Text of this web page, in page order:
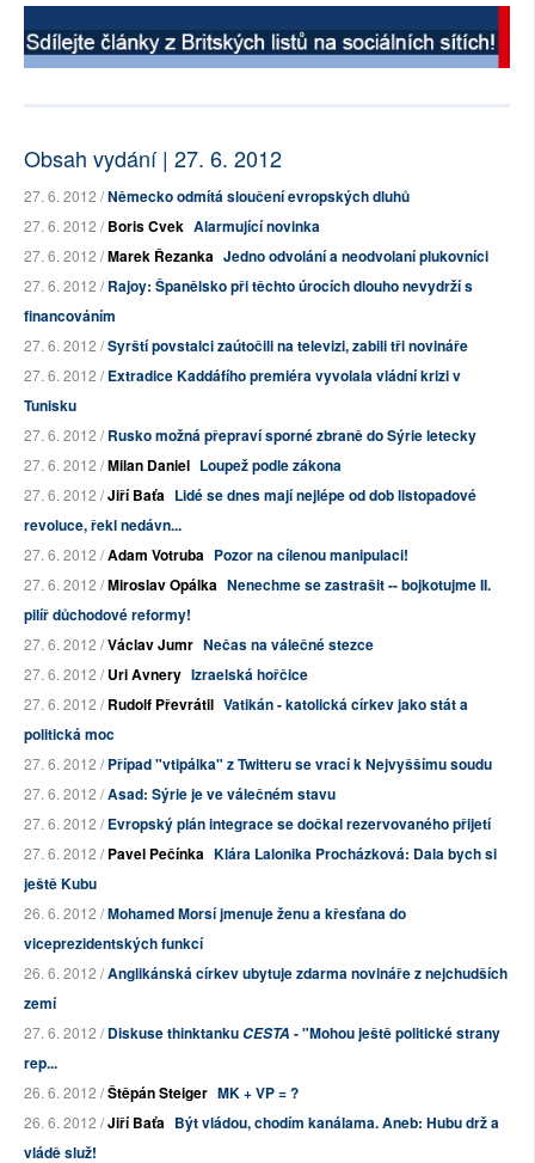
Obsah vydání | 27. 6. 2012
27. 6. 2012 /Německo odmítá sloučení evropských dluhů
27. 6. 2012 /Boris Cvek Alarmující novinka
27. 6. 2012 /Marek Řezanka Jedno odvolání a neodvolaní plukovníci
27. 6. 2012 /Rajoy: Španělsko při těchto úrocích dlouho nevydrží s
financováním
27. 6. 2012 /Syrští povstalci zaútočili na televizi, zabili tři novináře
27. 6. 2012 /Extradice Kaddáfího premiéra vyvolala vládní krizi v
Tunisku
27. 6. 2012 /Rusko možná přepraví sporné zbraně do Sýrie letecky
27. 6. 2012 /Milan Daniel Loupež podle zákona
27. 6. 2012 /Jiří Baťa Lidé se dnes mají nejlépe od dob listopadové
revoluce, řekl nedávn...
27. 6. 2012 /Adam Votruba Pozor na cílenou manipulaci!
27. 6. 2012 /Miroslav Opálka Nenechme se zastrašit -- bojkotujme II.
pilíř důchodové reformy!
27. 6. 2012 /Václav Jumr Nečas na válečné stezce
27. 6. 2012 /Uri Avnery Izraelská hořčice
27. 6. 2012 /Rudolf Převrátil Vatikán - katolická církev jako stát a
politická moc
27. 6. 2012 /Případ "vtipálka" z Twitteru se vrací k Nejvyššímu soudu
27. 6. 2012 /Asad: Sýrie je ve válečném stavu
27. 6. 2012 /Evropský plán integrace se dočkal rezervovaného přijetí
27. 6. 2012 /Pavel Pečínka Klára Lalonika Procházková: Dala bych si
ještě Kubu
26. 6. 2012 /Mohamed Morsí jmenuje ženu a křesťana do
viceprezidentských funkcí
26. 6. 2012 /Anglikánská církev ubytuje zdarma novináře z nejchudších
zemí
27. 6. 2012 /Diskuse thinktankuCESTA - "Mohou ještě politické strany
rep...
26. 6. 2012 /Štěpán Steiger MK + VP = ?
26. 6. 2012 /Jiří Baťa Být vládou, chodím kanálama. Aneb: Hubu drž a
vládě služ!